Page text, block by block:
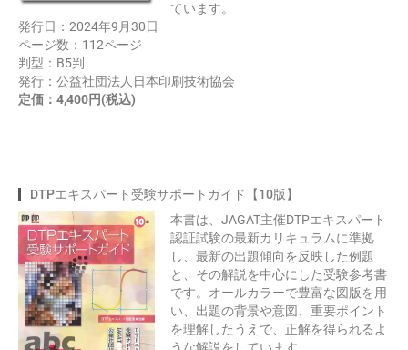
ています。
発行日：2024年9月30日
ページ数：112ページ
判型：B5判
発行：公益社団法人日本印刷技術協会
定価：4,400円(税込)
DTPエキスパート受験サポートガイド【10版】
本書は、JAGAT主催DTPエキスパート
認証試験の最新カリキュラムに準拠
し、最新の出題傾向を反映した例題
と、その解説を中心にした受験参考書
です。オールカラーで豊富な図版を用
い、出題の背景や意図、重要ポイント
を理解したうえで、正解を得られるよ